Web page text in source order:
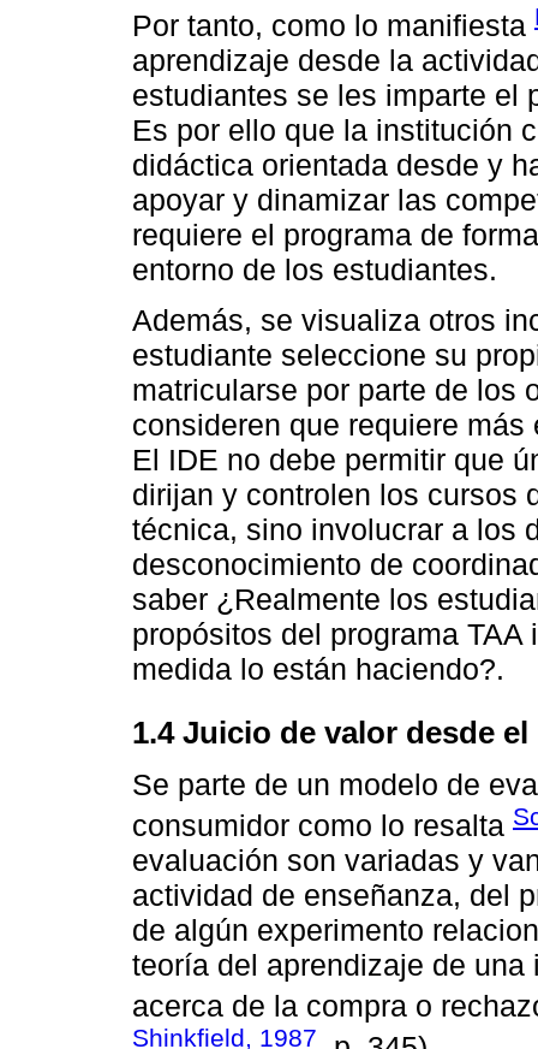
Por tanto, como lo manifiesta
aprendizaje desde la
estudiantes se les imparte el
Es por ello que la institución
didáctica orientada desde y
apoyar y dinamizar las
requiere el programa de
entorno de los estudiantes.
Además, se visualiza otros
estudiante seleccione su
matricularse por parte de los
consideren que requiere
El IDE no debe permitir que
dirijan y controlen los cursos
técnica, sino involucrar a los
desconocimiento de
saber ¿Realmente los
propósitos del programa
medida lo están haciendo?.
1.4 Juicio de valor desde
Se parte de un modelo de
consumidor como lo resalta
evaluación son variadas y
actividad de enseñanza, del
de algún experimento
teoría del aprendizaje de
acerca de la compra o
Shinkfield, 1987